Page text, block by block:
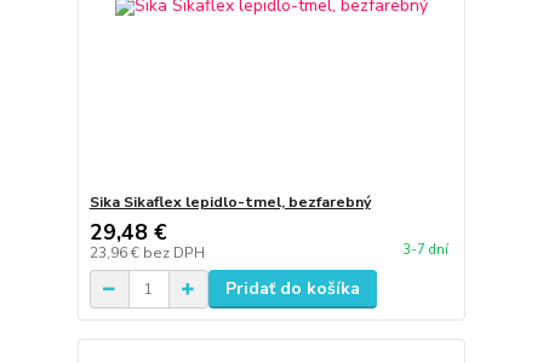
Sika Sikaflex lepidlo-tmel, bezfarebný
29,48 €
23,96 € bez DPH 3-7 dní
Pridať do košíka